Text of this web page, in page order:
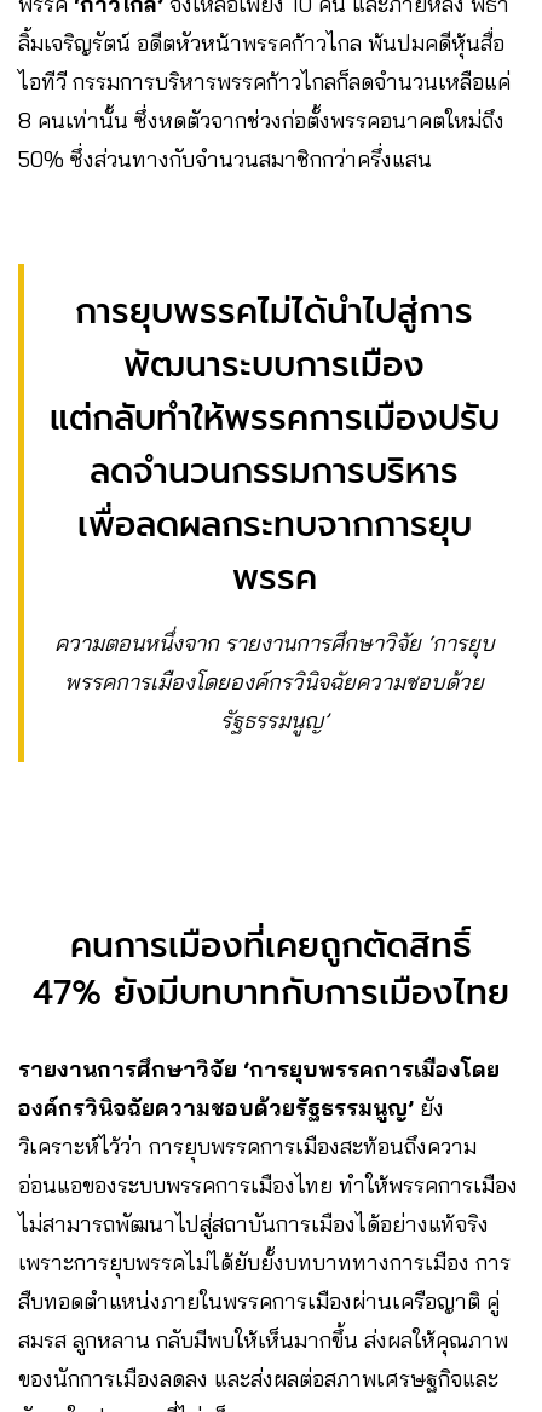
ลิ้มเจริญรัตน์ อดีตหัวหน้าพรรคก้าวไกล พ้นปมคดีหุ้นสื่อ
ไอทีวี กรรมการบริหารพรรคก้าวไกลก็ลดจำนวนเหลือแค่
8 คนเท่านั้น ซึ่งหดตัวจากช่วงก่อตั้งพรรคอนาคตใหม่ถึง
50% ซึ่งส่วนทางกับจำนวนสมาชิกกว่าครึ่งแสน
การยุบพรรคไม่ได้นำไปสู่การ
พัฒนาระบบการเมือง
แต่กลับทำให้พรรคการเมืองปรับ
ลดจำนวนกรรมการบริหาร
เพื่อลดผลกระทบจากการยุบ
พรรค
ความตอนหนึ่งจาก รายงานการศึกษาวิจัย ‘การยุบ
พรรคการเมืองโดยองค์กรวินิจฉัยความชอบด้วย
รัฐธรรมนูญ’
คนการเมืองที่เคยถูกตัดสิทธิ์
47% ยังมีบทบาทกับการเมืองไทย
รายงานการศึกษาวิจัย ‘การยุบพรรคการเมืองโดย
องค์กรวินิจฉัยความชอบด้วยรัฐธรรมนูญ’ ยัง
วิเคราะห์ไว้ว่า การยุบพรรคการเมืองสะท้อนถึงความ
อ่อนแอของระบบพรรคการเมืองไทย ทำให้พรรคการเมือง
ไม่สามารถพัฒนาไปสู่สถาบันการเมืองได้อย่างแท้จริง
เพราะการยุบพรรคไม่ได้ยับยั้งบทบาททางการเมือง การ
สืบทอดตำแหน่งภายในพรรคการเมืองผ่านเครือญาติ คู่
สมรส ลูกหลาน กลับมีพบให้เห็นมากขึ้น ส่งผลให้คุณภาพ
ของนักการเมืองลดลง และส่งผลต่อสภาพเศรษฐกิจและ